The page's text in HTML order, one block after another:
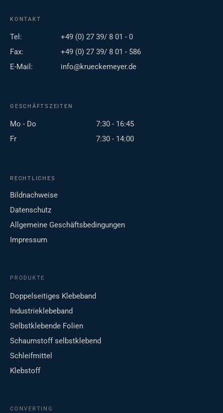
KONTAKT
Tel:
+49 (0) 27 39/ 8 01 - 0
Fax:
+49 (0) 27 39/ 8 01 - 586
E-Mail:
info@krueckemeyer.de
GESCHÄFTSZEITEN
Mo - Do
7:30 - 16:45
Fr
7:30 - 14:00
RECHTLICHES
Bildnachweise
Datenschutz
Allgemeine Geschäftsbedingungen
Impressum
PRODUKTE
Doppelseitiges Klebeband
Industrieklebeband
Selbstklebende Folien
Schaumstoff selbstklebend
Schleifmittel
Klebstoff
CONVERTING